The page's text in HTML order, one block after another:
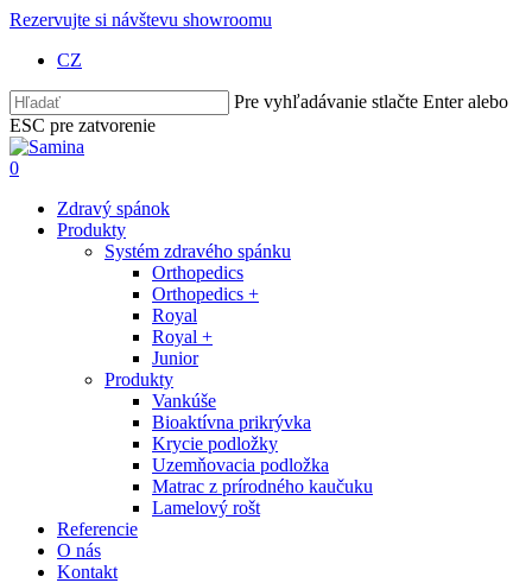
Skip
main
Rezervujte si návštevu showroomu
CZ
Pre vyhľadávanie stlačte Enter alebo
ESC pre zatvorenie
Close
Search
Hľadať
0
Zdravý spánok
Produkty
Systém zdravého spánku
Orthopedics
Orthopedics +
Royal
Royal +
Junior
Produkty
Vankúše
Bioaktívna prikrývka
Krycie podložky
Uzemňovacia podložka
Matrac z prírodného kaučuku
Lamelový rošt
Referencie
O nás
Kontakt